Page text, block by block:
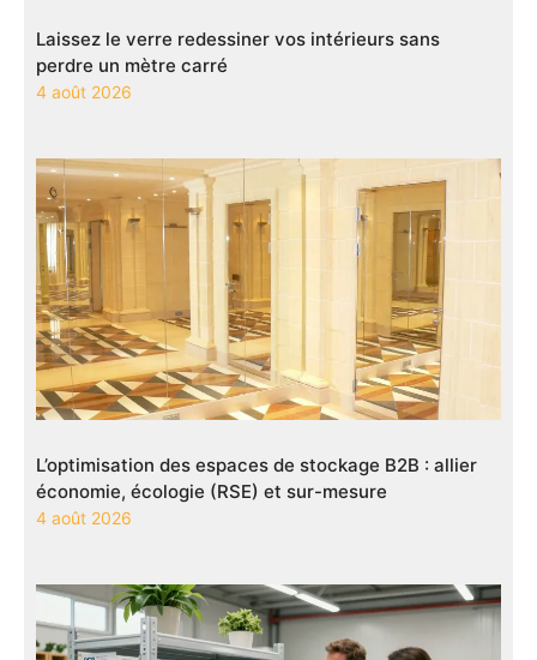
Laissez le verre redessiner vos intérieurs sans
perdre un mètre carré
4 août 2026
L’optimisation des espaces de stockage B2B : allier
économie, écologie (RSE) et sur-mesure
4 août 2026